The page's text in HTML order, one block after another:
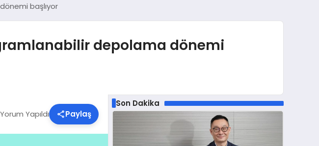
başlıyor
depolama dönemi
Yapıldı Paylaş
Son Dakika